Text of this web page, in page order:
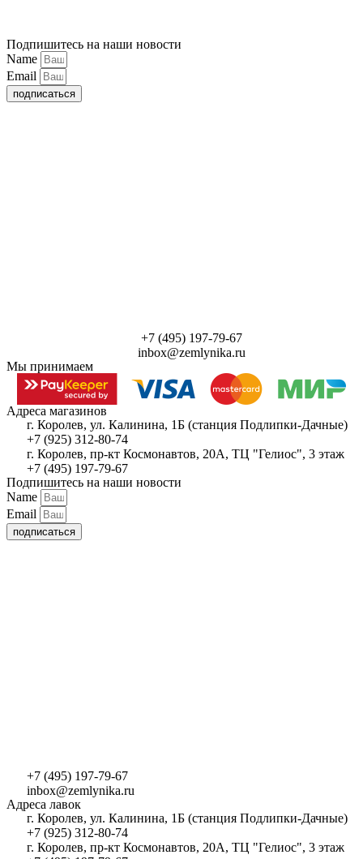
Подпишитесь на наши новости
Name
Email
подписаться
+7 (495) 197-79-67
inbox@zemlynika.ru
Мы принимаем
Адреса магазинов
г. Королев, ул. Калинина, 1Б (станция Подлипки-Дачные)
+7 (925) 312-80-74
г. Королев, пр-кт Космонавтов, 20А, ТЦ "Гелиос", 3 этаж
+7 (495) 197-79-67
Подпишитесь на наши новости
Name
Email
подписаться
+7 (495) 197-79-67
inbox@zemlynika.ru
Адреса лавок
г. Королев, ул. Калинина, 1Б (станция Подлипки-Дачные)
+7 (925) 312-80-74
г. Королев, пр-кт Космонавтов, 20А, ТЦ "Гелиос", 3 этаж